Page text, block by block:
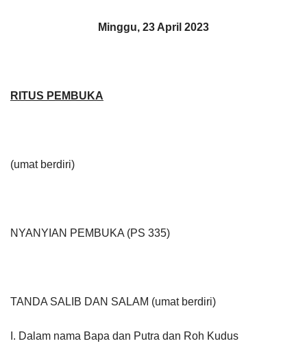
Minggu, 23 April 2023
RITUS PEMBUKA
(umat berdiri)
NYANYIAN PEMBUKA (PS 335)
TANDA SALIB DAN SALAM (umat berdiri)
I. Dalam nama Bapa dan Putra dan Roh Kudus